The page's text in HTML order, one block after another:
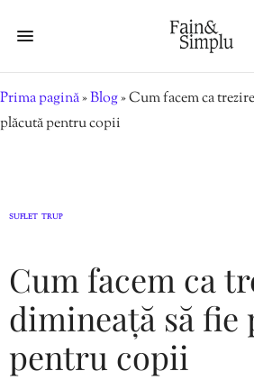
Prima pagină»Blog»Cum facem ca
plăcută pentru copii
SUFLET TRUP
Cum facem ca
dimineață să fie
pentru copii